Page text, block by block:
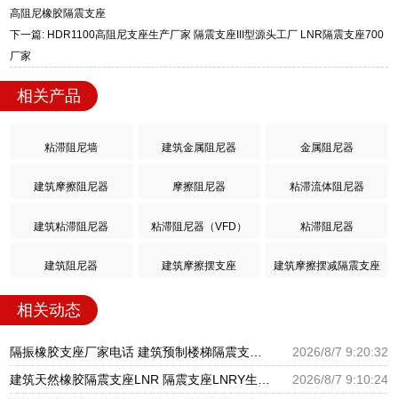
高阻尼橡胶隔震支座
下一篇: HDR1100高阻尼支座生产厂家 隔震支座III型源头工厂 LNR隔震支座700
厂家
相关产品
粘滞阻尼墙 建筑金属阻尼器 金属阻尼器
建筑摩擦阻尼器 摩擦阻尼器 粘滞流体阻尼器
建筑粘滞阻尼器 粘滞阻尼器（VFD） 粘滞阻尼器
建筑阻尼器 建筑摩擦摆支座 建筑摩擦摆减隔震支座
相关动态
隔振橡胶支座厂家电话 建筑预制楼梯隔震支座源头工厂 LNR800天然隔震支座多少钱
2026/8/7 9:20:32
建筑天然橡胶隔震支座LNR 隔震支座LNRY生产厂家 高阻尼HDR橡胶隔震支座厂家
2026/8/7 9:10:24